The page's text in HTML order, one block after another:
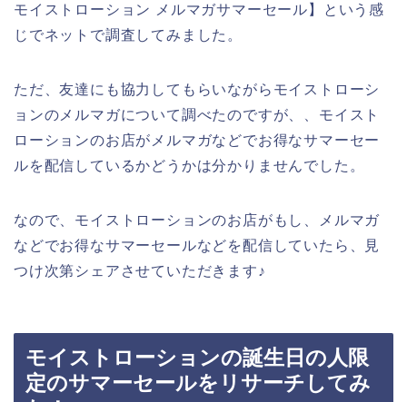
モイストローション メルマガサマーセール】という感
じでネットで調査してみました。
ただ、友達にも協力してもらいながらモイストローシ
ョンのメルマガについて調べたのですが、、モイスト
ローションのお店がメルマガなどでお得なサマーセー
ルを配信しているかどうかは分かりませんでした。
なので、モイストローションのお店がもし、メルマガ
などでお得なサマーセールなどを配信していたら、見
つけ次第シェアさせていただきます♪
モイストローションの誕生日の人限
定のサマーセールをリサーチしてみ